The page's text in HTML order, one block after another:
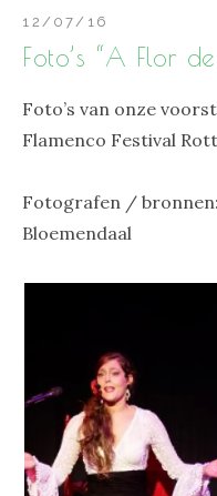
Foto’s “A Flor de
12/07/16
Foto’s van onze
Flamenco Festival
Fotografen / bronnen:
Bloemendaal